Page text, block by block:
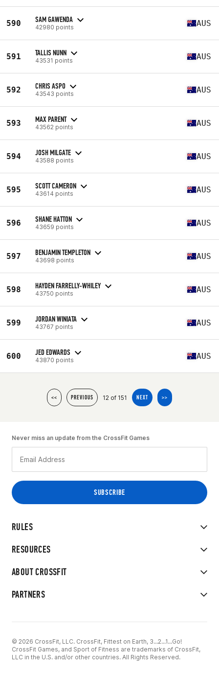
590 SAM GAWENDA
42980 points AUS
591 TALLIS NUNN
43531 points AUS
592 CHRIS ASPO
43543 points AUS
593 MAX PARENT
43562 points AUS
594 JOSH MILGATE
43588 points AUS
595 SCOTT CAMERON
43614 points AUS
596 SHANE HATTON
43659 points AUS
597 BENJAMIN TEMPLETON
43698 points AUS
598 HAYDEN FARRELLY-WHILEY
43750 points AUS
599 JORDAN WINIATA
43767 points AUS
600 JED EDWARDS
43870 points AUS
<< PREVIOUS 12 of 151 NEXT >>
RULES
RESOURCES
ABOUT CROSSFIT
PARTNERS
Never miss an update from the CrossFit Games
© 2026 CrossFit, LLC. CrossFit, Fittest on Earth, 3...2...1...Go!
CrossFit Games, and Sport of Fitness are trademarks of CrossFit,
LLC in the U.S. and/or other countries. All Rights Reserved.